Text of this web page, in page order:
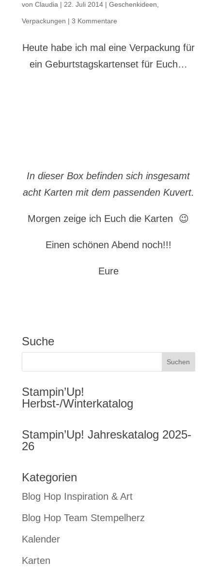
von Claudia | 22. Juli 2014| Geschenkideen
Verpackungen | 3 Kommentare
Heute habe ich mal eine Verpackung für
ein Geburtstagskartenset für Euch…
In dieser Box befinden sich insgesamt
acht Karten mit dem passenden Kuvert.
Morgen zeige ich Euch die Karten 😉
Einen schönen Abend noch!!!
Eure
Suche
Stampin’Up!
Herbst-/Winterkatalog
Stampin’Up! Jahreskatalog 2025-
26
Kategorien
Blog Hop Inspiration & Art
Blog Hop Team Stempelherz
Kalender
Karten